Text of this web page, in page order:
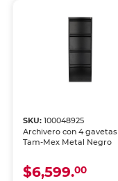
SKU:100048925
Archivero con 4 gavetas
Tam-Mex Metal Negro
$6,599.00